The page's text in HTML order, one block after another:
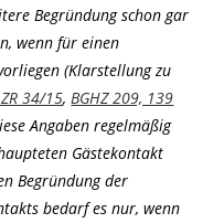
Begründung schon gar
wenn für einen
(Klarstellung zu
34/15,BGHZ 209, 139
Angaben regelmäßig
Gästekontakt
Begründung der
bedarf es nur, wenn